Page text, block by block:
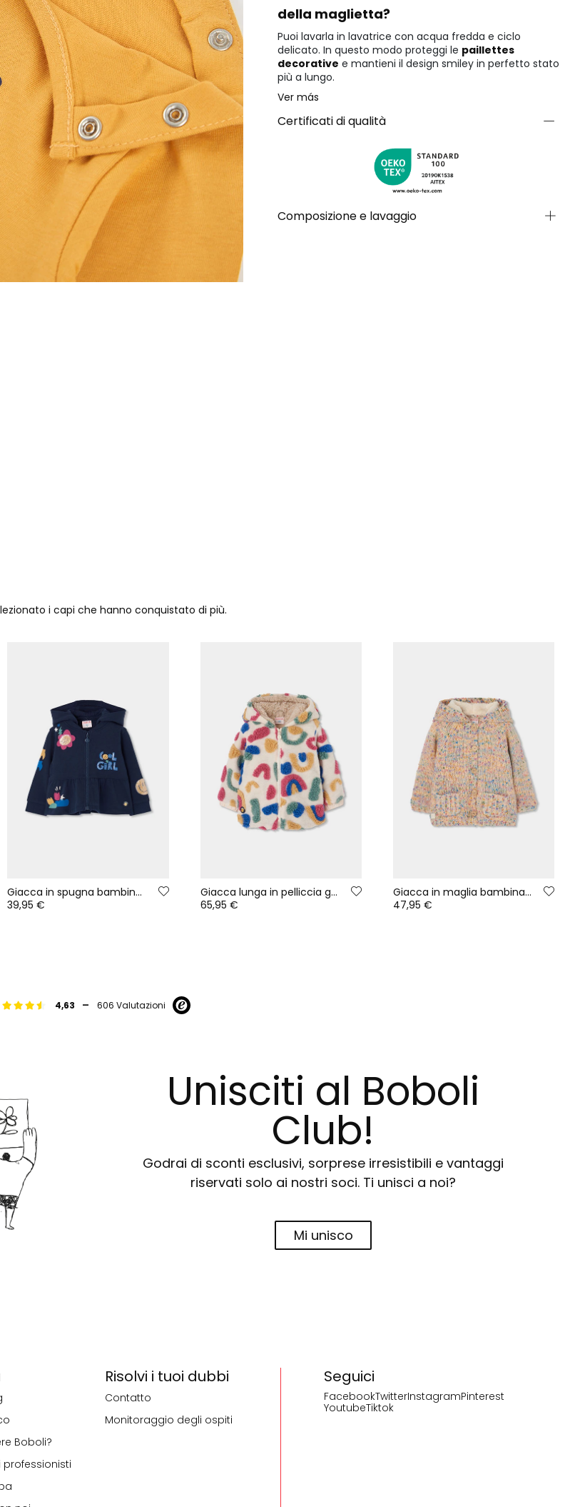
della maglietta?
Puoi lavarla in lavatrice con acqua fredda e ciclo
delicato. In questo modo proteggi le paillettes
decorative e mantieni il design smiley in perfetto stato
più a lungo.
Ver más
Certificati di qualità
Composizione e lavaggio
i capi che hanno conquistato di più.
Giacca in spugna bambina blu navy stampata a fiori
39,95 €
Giacca lunga in pelliccia grezza da bambina con stampa multicolore
65,95 €
Giacca in maglia bambina ecru multicolore con cappuccio
47,95 €
4,63 - 606 Valutazioni
Unisciti al Boboli
Club!
Godrai di sconti esclusivi, sorprese irresistibili e vantaggi
riservati solo ai nostri soci. Ti unisci a noi?
Mi unisco
Seguici
FacebookTwitterInstagramPinterest
YoutubeTiktok
Boboli?
Risolvi i tuoi dubbi
Contatto
Monitoraggio degli ospiti